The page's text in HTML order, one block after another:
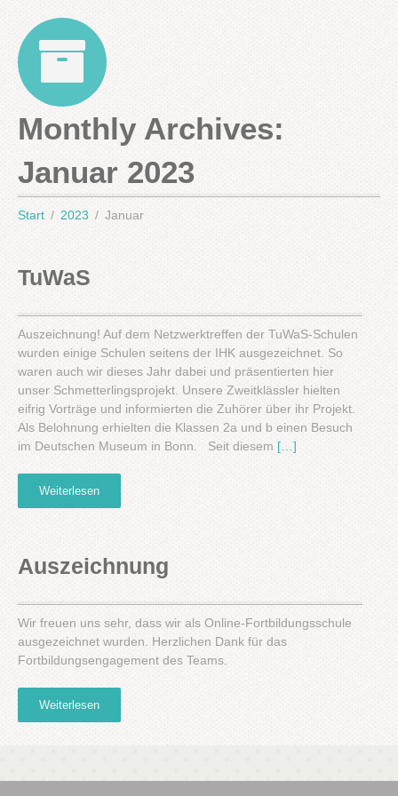
Monthly Archives:
Januar 2023
Start 2023 Januar
TuWaS
Auszeichnung! Auf dem Netzwerktreffen der TuWaS-Schulen
wurden einige Schulen seitens der IHK ausgezeichnet. So
waren auch wir dieses Jahr dabei und präsentierten hier
unser Schmetterlingsprojekt. Unsere Zweitklässler hielten
eifrig Vorträge und informierten die Zuhörer über ihr Projekt.
Als Belohnung erhielten die Klassen 2a und b einen Besuch
im Deutschen Museum in Bonn. Seit diesem […]
Weiterlesen
Auszeichnung
Wir freuen uns sehr, dass wir als Online-Fortbildungsschule
ausgezeichnet wurden. Herzlichen Dank für das
Fortbildungsengagement des Teams.
Weiterlesen